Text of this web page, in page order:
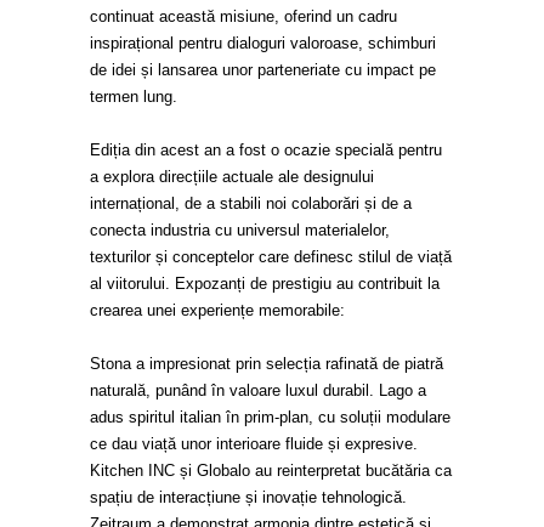
continuat această misiune, oferind un cadru
inspirațional pentru dialoguri valoroase, schimburi
de idei și lansarea unor parteneriate cu impact pe
termen lung.
Ediția din acest an a fost o ocazie specială pentru
a explora direcțiile actuale ale designului
internațional, de a stabili noi colaborări și de a
conecta industria cu universul materialelor,
texturilor și conceptelor care definesc stilul de viață
al viitorului. Expozanți de prestigiu au contribuit la
crearea unei experiențe memorabile:
Stona a impresionat prin selecția rafinată de piatră
naturală, punând în valoare luxul durabil. Lago a
adus spiritul italian în prim-plan, cu soluții modulare
ce dau viață unor interioare fluide și expresive.
Kitchen INC și Globalo au reinterpretat bucătăria ca
spațiu de interacțiune și inovație tehnologică.